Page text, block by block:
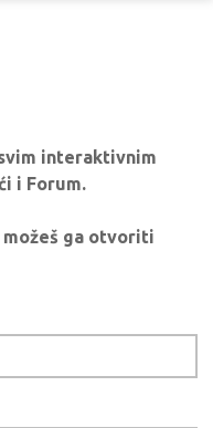
interaktivnim
i Forum.
možeš ga otvoriti